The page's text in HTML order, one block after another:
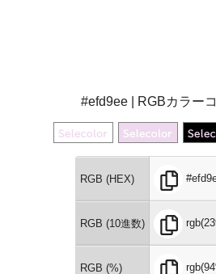
#efd9ee | RGBカラー
RGB (HEX)
RGB (10進数)
RGB (%)